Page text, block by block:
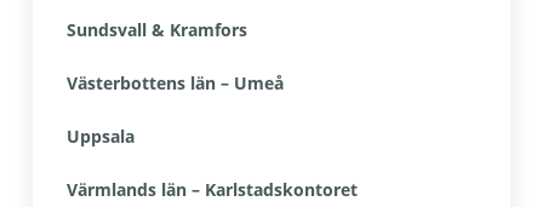
Sundsvall & Kramfors
Västerbottens län – Umeå
Uppsala
Värmlands län – Karlstadskontoret